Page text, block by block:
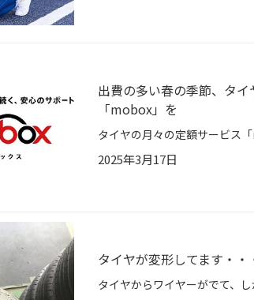
出費の多い春の季節、タ
「mobox」を
2025年3月17日
タイヤが変形してます・・